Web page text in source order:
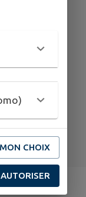
Sondages
CHOIX
AUTORISER